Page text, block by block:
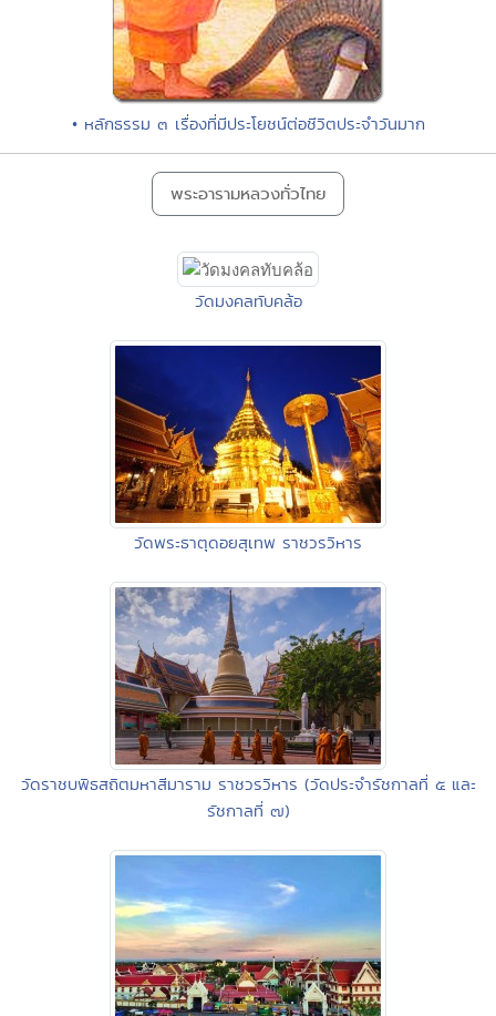
• หลักธรรม ๓ เรื่องที่มีประโยชน์ต่อชีวิตประจำวันมาก
พระอารามหลวงทั่วไทย
วัดมงคลทับคล้อ
วัดพระธาตุดอยสุเทพ ราชวรวิหาร
วัดราชบพิธสถิตมหาสีมาราม ราชวรวิหาร (วัดประจำรัชกาลที่ ๕ และ
รัชกาลที่ ๗)